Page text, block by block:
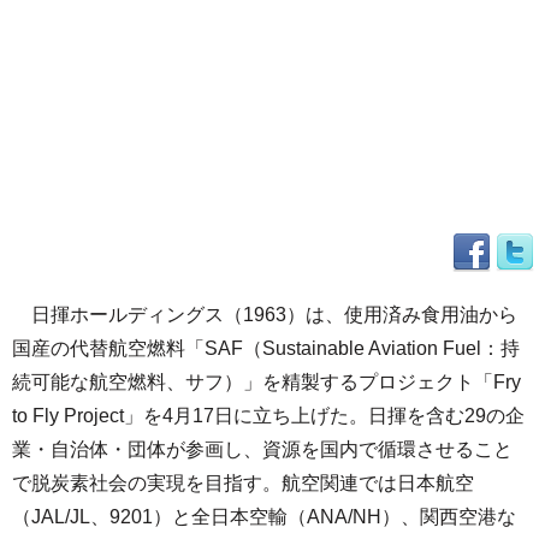
日揮ホールディングス（1963）は、使用済み食用油から
国産の代替航空燃料「SAF（Sustainable Aviation Fuel：持
続可能な航空燃料、サフ）」を精製するプロジェクト「Fry
to Fly Project」を4月17日に立ち上げた。日揮を含む29の企
業・自治体・団体が参画し、資源を国内で循環させること
で脱炭素社会の実現を目指す。航空関連では日本航空
（JAL/JL、9201）と全日本空輸（ANA/NH）、関西空港な